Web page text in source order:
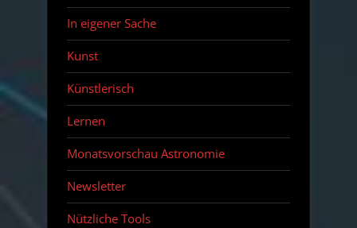
In eigener Sache
Kunst
Künstlerisch
Lernen
Monatsvorschau Astronomie
Newsletter
Nützliche Tools